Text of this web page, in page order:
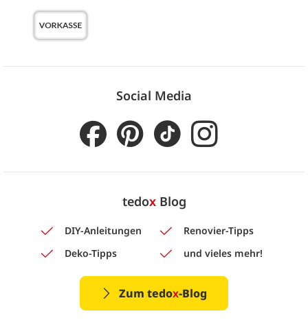
Social Media
tedoxBlog
DIY-Anleitungen
Renovier-Tipps
Deko-Tipps
und vieles mehr!
Zum tedox-Blog